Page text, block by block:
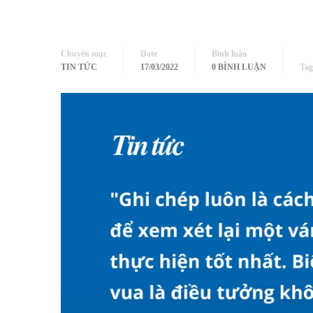
Chuyên mục
TIN TỨC
Date
17/03/2022
Bình luận
0 BÌNH LUẬN